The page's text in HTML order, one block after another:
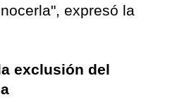
expresó la
exclusión del